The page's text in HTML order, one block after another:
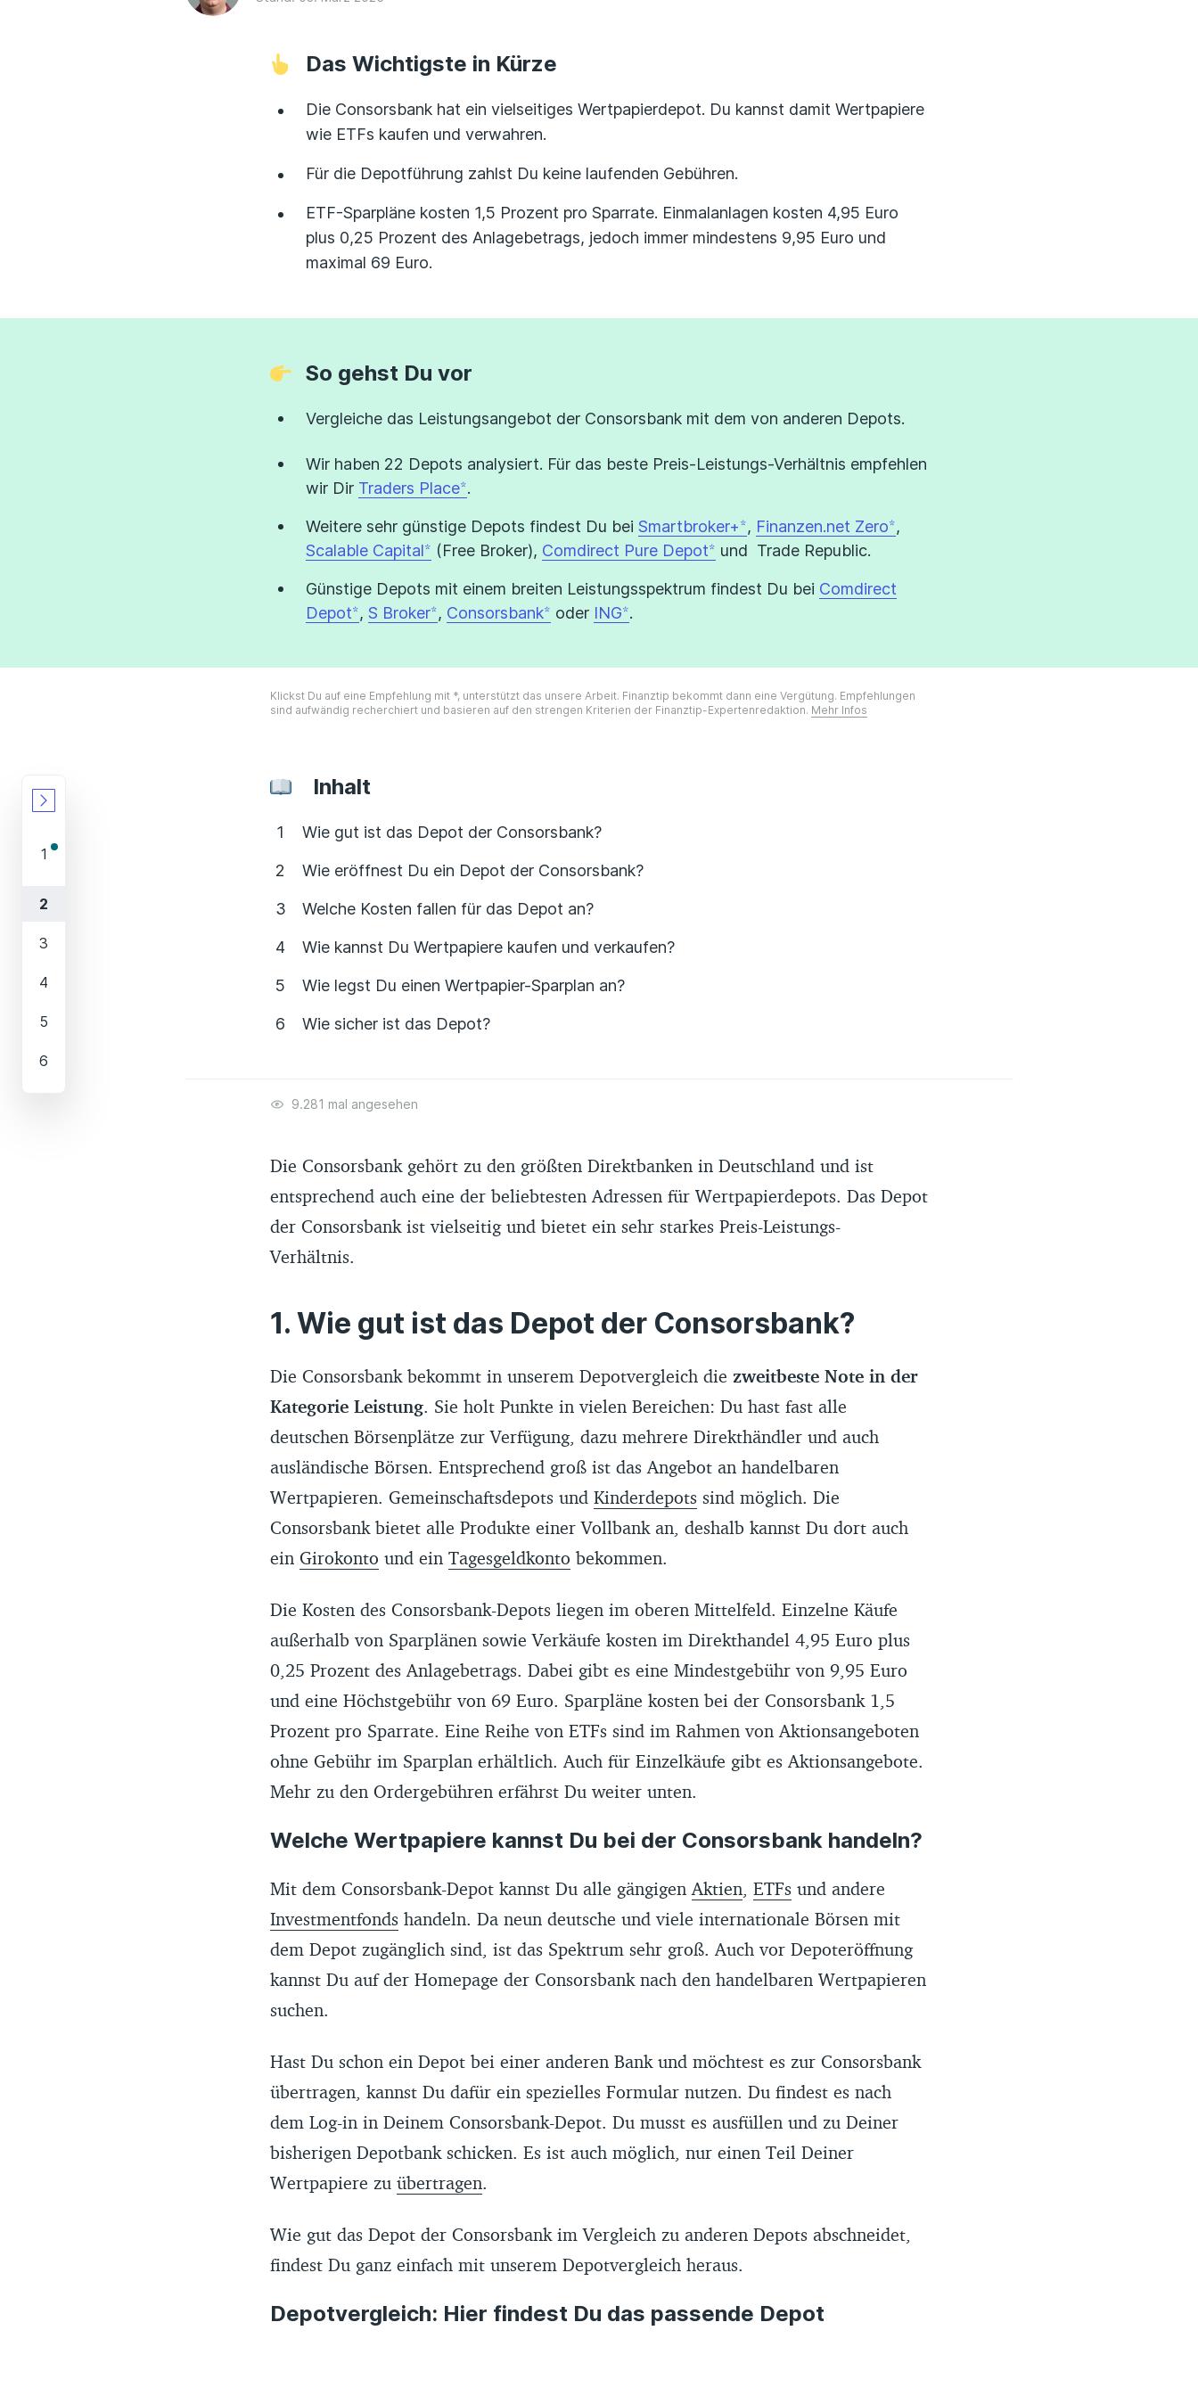
Academy
Über uns
Das Wichtigste in Kürze
Die Consorsbank hat ein vielseitiges Wertpapierdepot. Du kannst damit Wertpapiere
wie ETFs kaufen und verwahren.
Für die Depotführung zahlst Du keine laufenden Gebühren.
ETF-Sparpläne kosten 1,5 Prozent pro Sparrate. Einmalanlagen kosten 4,95 Euro
plus 0,25 Prozent des Anlagebetrags, jedoch immer mindestens 9,95 Euro und
maximal 69 Euro.
So gehst Du vor
Vergleiche das Leistungsangebot der Consorsbank mit dem von anderen Depots.
Wir haben 22 Depots analysiert. Für das beste Preis-Leistungs-Verhältnis empfehlen
wir Dir Traders Place .
Weitere sehr günstige Depots findest Du bei Smartbroker+ , Finanzen.net Zero ,
Scalable Capital
(Free Broker), Comdirect Pure Depot und Trade Republic.
Günstige Depots mit einem breiten Leistungsspektrum findest Du bei Comdirect
Depot , S Broker , Consorsbank oder ING .
Klickst Du auf eine Empfehlung mit *, unterstützt das unsere Arbeit. Finanztip bekommt dann eine Vergütung. Empfehlungen
sind aufwändig recherchiert und basieren auf den strengen Kriterien der Finanztip-Expertenredaktion. Mehr Infos
Inhalt
Wie gut ist das Depot der Consorsbank?
Wie eröffnest Du ein Depot der Consorsbank?
Welche Kosten fallen für das Depot an?
Wie kannst Du Wertpapiere kaufen und verkaufen?
Wie legst Du einen Wertpapier-Sparplan an?
Wie sicher ist das Depot?
9.281 mal angesehen
Die Consorsbank gehört zu den größten Direktbanken in Deutschland und ist
entsprechend auch eine der beliebtesten Adressen für Wertpapierdepots. Das Depot
der Consorsbank ist vielseitig und bietet ein sehr starkes Preis-Leistungs-
Verhältnis.
Wie gut ist das Depot der Consorsbank?
Die Consorsbank bekommt in unserem Depotvergleich die zweitbeste Note in der
Kategorie Leistung. Sie holt Punkte in vielen Bereichen: Du hast fast alle
deutschen Börsenplätze zur Verfügung, dazu mehrere Direkthändler und auch
ausländische Börsen. Entsprechend groß ist das Angebot an handelbaren
Wertpapieren. Gemeinschaftsdepots und Kinderdepots sind möglich. Die
Consorsbank bietet alle Produkte einer Vollbank an, deshalb kannst Du dort auch
ein Girokonto und ein Tagesgeldkonto bekommen.
Die Kosten des Consorsbank-Depots liegen im oberen Mittelfeld. Einzelne Käufe
außerhalb von Sparplänen sowie Verkäufe kosten im Direkthandel 4,95 Euro plus
0,25 Prozent des Anlagebetrags. Dabei gibt es eine Mindestgebühr von 9,95 Euro
und eine Höchstgebühr von 69 Euro. Sparpläne kosten bei der Consorsbank 1,5
Prozent pro Sparrate. Eine Reihe von ETFs sind im Rahmen von Aktionsangeboten
ohne Gebühr im Sparplan erhältlich. Auch für Einzelkäufe gibt es Aktionsangebote.
Mehr zu den Ordergebühren erfährst Du weiter unten.
Welche Wertpapiere kannst Du bei der Consorsbank handeln?
Mit dem Consorsbank-Depot kannst Du alle gängigenAktien, ETFs und andere
Investmentfonds handeln. Da neun deutsche und viele internationale Börsen mit
dem Depot zugänglich sind, ist das Spektrum sehr groß. Auch vor Depoteröffnung
kannst Du auf der Homepage der Consorsbank nach den handelbaren Wertpapieren
suchen.
Hast Du schon ein Depot bei einer anderen Bank und möchtest es zur Consorsbank
übertragen, kannst Du dafür ein spezielles Formular nutzen. Du findest es nach
dem Log-in in Deinem Consorsbank-Depot. Du musst es ausfüllen und zu Deiner
bisherigen Depotbank schicken. Es ist auch möglich, nur einen Teil Deiner
Wertpapiere zu übertragen.
Wie gut das Depot der Consorsbank im Vergleich zu anderen Depots abschneidet,
findest Du ganz einfach mit unserem Depotvergleich heraus.
Depotvergleich: Hier findest Du das passende Depot